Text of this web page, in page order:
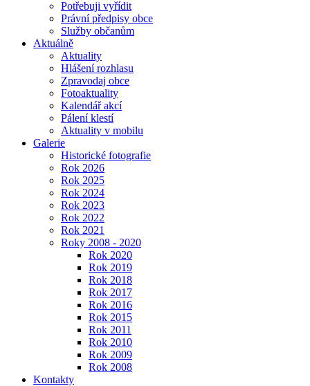
Potřebuji vyřídit
Právní předpisy obce
Služby občanům
Aktuálně
Aktuality
Hlášení rozhlasu
Zpravodaj obce
Fotoaktuality
Kalendář akcí
Pálení klestí
Aktuality v mobilu
Galerie
Historické fotografie
Rok 2026
Rok 2025
Rok 2024
Rok 2023
Rok 2022
Rok 2021
Roky 2008 - 2020
Rok 2020
Rok 2019
Rok 2018
Rok 2017
Rok 2016
Rok 2015
Rok 2011
Rok 2010
Rok 2009
Rok 2008
Kontakty